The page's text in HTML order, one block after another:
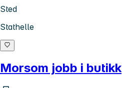
Sted
Stathelle
Morsom jobb i butikk